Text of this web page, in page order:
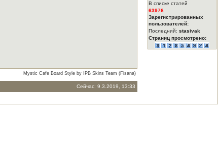
Mystic Cafe Board Style by IPB Skins Team (Fisana)
Сейчас: 9.3.2019, 13:33
В списке статей
63976
Зарегистрированных
пользователей:
Последний: stasivak
Страниц просмотрено: